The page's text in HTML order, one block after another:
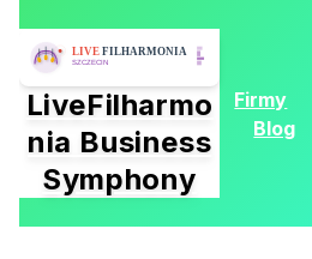
LiveFilharmo
nia Business
Symphony
Firmy
Blog